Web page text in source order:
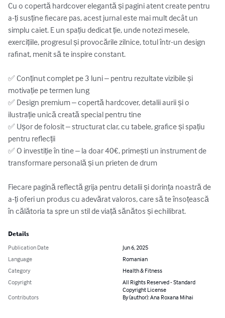
Cu o copertă hardcover elegantă și pagini atent create pentru
a-ți susține fiecare pas, acest jurnal este mai mult decât un
simplu caiet. E un spațiu dedicat ție, unde notezi mesele,
exercițiile, progresul și provocările zilnice, totul într-un design
rafinat, menit să te inspire constant.
✅ Conținut complet pe 3 luni – pentru rezultate vizibile și
motivație pe termen lung
✅ Design premium – copertă hardcover, detalii aurii și o
ilustrație unică creată special pentru tine
✅ Ușor de folosit – structurat clar, cu tabele, grafice și spațiu
pentru reflecții
✅ O investiție în tine – la doar 40€, primești un instrument de
transformare personală și un prieten de drum
Fiecare pagină reflectă grija pentru detalii și dorința noastră de
a-ți oferi un produs cu adevărat valoros, care să te însoțească
în călătoria ta spre un stil de viață sănătos și echilibrat.
Details
Publication Date
Jun 6, 2025
Language
Romanian
Category
Health & Fitness
Copyright
All Rights Reserved - Standard
Copyright License
Contributors
By (author): Ana Roxana Mihai